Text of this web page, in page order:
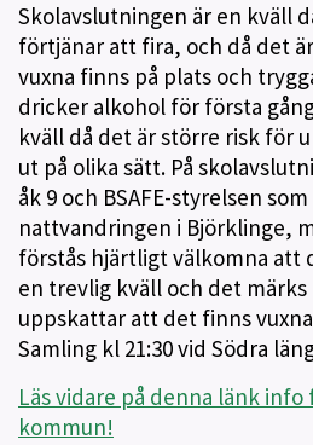
Skolavslutningen är en kväll
förtjänar att fira, och då det
vuxna finns på plats och
dricker alkohol för första
kväll då det är större risk för
ut på olika sätt. På
åk 9 och BSAFE-styrelsen
nattvandringen i Björklinge,
förstås hjärtligt välkomna att
en trevlig kväll och det
uppskattar att det finns
Samling kl 21:30 vid Södra
Läs vidare på denna länk info
kommun!